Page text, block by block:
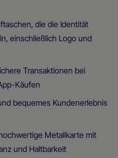
die die Identität
einschließlich Logo und
Transaktionen bei
Käufen
bequemes Kundenerlebnis
Metallkarte mit
und Haltbarkeit